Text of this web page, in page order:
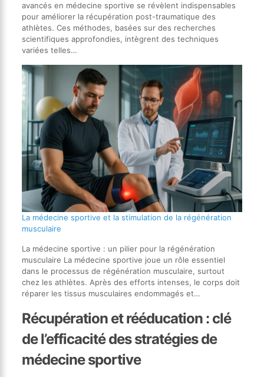
avancés en médecine sportive se révèlent indispensables
pour améliorer la récupération post-traumatique des
athlètes. Ces méthodes, basées sur des recherches
scientifiques approfondies, intègrent des techniques
variées telles…
La médecine sportive et la stimulation de la régénération
musculaire
La médecine sportive : un pilier pour la régénération
musculaire La médecine sportive joue un rôle essentiel
dans le processus de régénération musculaire, surtout
chez les athlètes. Après des efforts intenses, le corps doit
réparer les tissus musculaires endommagés et…
Récupération et rééducation : clé
de l’efficacité des stratégies de
médecine sportive